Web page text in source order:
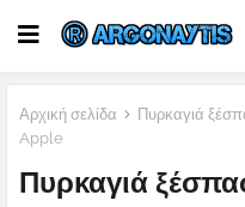
Αρχική σελίδα
Πυρκαγιά
Apple
Πυρκαγιά